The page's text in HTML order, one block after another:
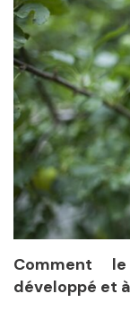
Comment
développé et